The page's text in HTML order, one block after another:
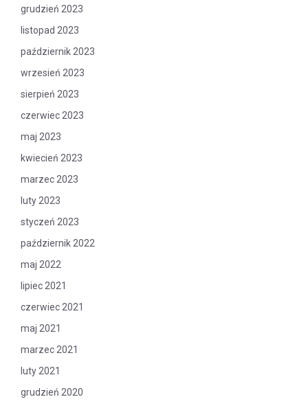
grudzień 2023
listopad 2023
październik 2023
wrzesień 2023
sierpień 2023
czerwiec 2023
maj 2023
kwiecień 2023
marzec 2023
luty 2023
styczeń 2023
październik 2022
maj 2022
lipiec 2021
czerwiec 2021
maj 2021
marzec 2021
luty 2021
grudzień 2020